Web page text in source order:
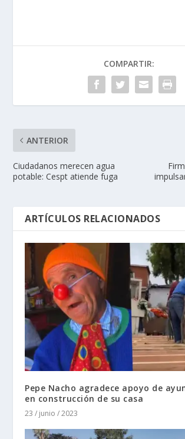
COMPARTIR:
ANTERIOR
Ciudadanos merecen agua
potable: Cespt atiende fuga
ARTÍCULOS RELACIONADOS
Pepe Nacho agradece apoyo de
en construcción de su casa
23 / junio / 2023